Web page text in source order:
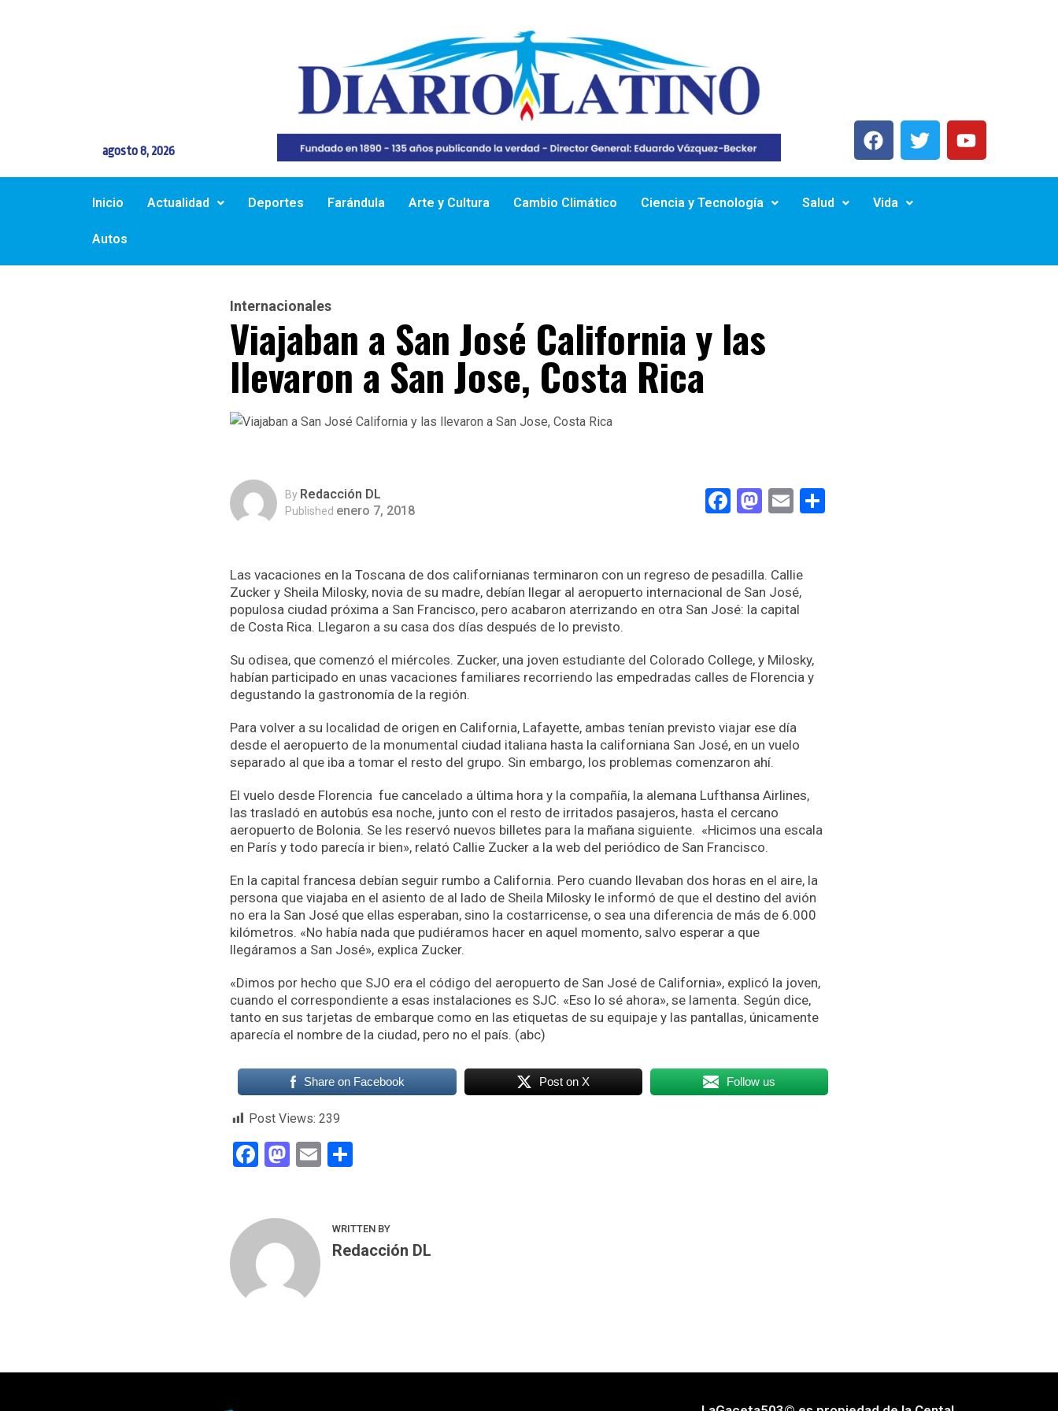
agosto 8, 2026
Inicio Actualidad Deportes Farándula Arte y Cultura Cambio Climático Ciencia y Tecnología Salud Vida
Autos
Internacionales
Viajaban a San José California y las
llevaron a San Jose, Costa Rica
By Redacción DL
Published enero 7, 2018 Facebook
Mastodon
Email
Las vacaciones en la Toscana de dos californianas terminaron con un regreso de pesadilla. Callie
Zucker y Sheila Milosky, novia de su madre, debían llegar al aeropuerto internacional de San José,
populosa ciudad próxima a San Francisco, pero acabaron aterrizando en otra San José: la capital
de Costa Rica. Llegaron a su casa dos días después de lo previsto.
Su odisea, que comenzó el miércoles. Zucker, una joven estudiante del Colorado College, y Milosky,
habían participado en unas vacaciones familiares recorriendo las empedradas calles de Florencia y
degustando la gastronomía de la región.
Para volver a su localidad de origen en California, Lafayette, ambas tenían previsto viajar ese día
desde el aeropuerto de la monumental ciudad italiana hasta la californiana San José, en un vuelo
separado al que iba a tomar el resto del grupo. Sin embargo, los problemas comenzaron ahí.
El vuelo desde Florencia fue cancelado a última hora y la compañía, la alemana Lufthansa Airlines,
las trasladó en autobús esa noche, junto con el resto de irritados pasajeros, hasta el cercano
aeropuerto de Bolonia. Se les reservó nuevos billetes para la mañana siguiente. «Hicimos una escala
en París y todo parecía ir bien», relató Callie Zucker a la web del periódico de San Francisco.
En la capital francesa debían seguir rumbo a California. Pero cuando llevaban dos horas en el aire, la
persona que viajaba en el asiento de al lado de Sheila Milosky le informó de que el destino del avión
no era la San José que ellas esperaban, sino la costarricense, o sea una diferencia de más de 6.000
kilómetros. «No había nada que pudiéramos hacer en aquel momento, salvo esperar a que
llegáramos a San José», explica Zucker.
«Dimos por hecho que SJO era el código del aeropuerto de San José de California», explicó la joven,
cuando el correspondiente a esas instalaciones es SJC. «Eso lo sé ahora», se lamenta. Según dice,
tanto en sus tarjetas de embarque como en las etiquetas de su equipaje y las pantallas, únicamente
aparecía el nombre de la ciudad, pero no el país. (abc)
Share on Facebook Post on X Follow us
Post Views: 239
Facebook
Mastodon
Email
WRITTEN BY
Redacción DL